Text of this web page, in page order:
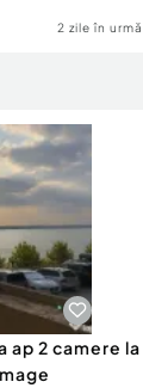
2 zile în urmă
ap 2 camere la